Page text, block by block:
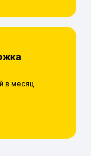
в месяц